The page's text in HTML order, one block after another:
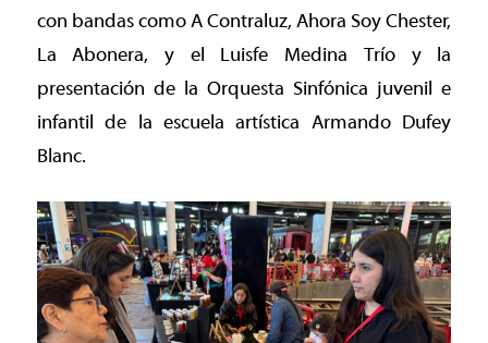
con bandas como A Contraluz, Ahora Soy Chester,
La Abonera, y el Luisfe Medina Trío y la
presentación de la Orquesta Sinfónica juvenil e
infantil de la escuela artística Armando Dufey
Blanc.